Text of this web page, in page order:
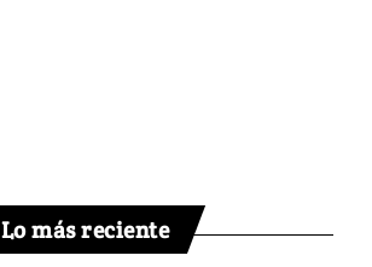
Lo más reciente